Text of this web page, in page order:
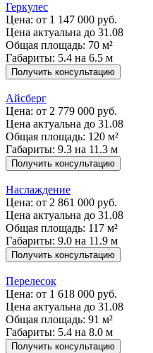
Геркулес
Цена: от 1 147 000 руб.
Цена актуальна до 31.08
Общая площадь: 70 м²
Габариты: 5.4 на 6.5 м
Получить консультацию
Айсберг
Цена: от 2 779 000 руб.
Цена актуальна до 31.08
Общая площадь: 120 м²
Габариты: 9.3 на 11.3 м
Получить консультацию
Наслаждение
Цена: от 2 861 000 руб.
Цена актуальна до 31.08
Общая площадь: 117 м²
Габариты: 9.0 на 11.9 м
Получить консультацию
Перелесок
Цена: от 1 618 000 руб.
Цена актуальна до 31.08
Общая площадь: 91 м²
Габариты: 5.4 на 8.0 м
Получить консультацию